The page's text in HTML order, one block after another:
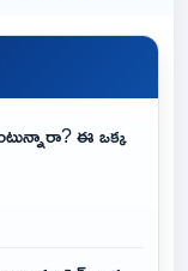
ఈ ఒక్క